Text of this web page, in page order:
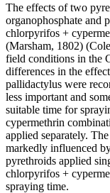
The effects of two
organophosphate and
chlorpyrifos +
(Marsham, 1802)
field conditions in the
differences in the
pallidactylus were
less important and
suitable time for
cypermethrin
applied separately.
markedly influenced
pyrethroids applied
chlorpyrifos +
spraying time.